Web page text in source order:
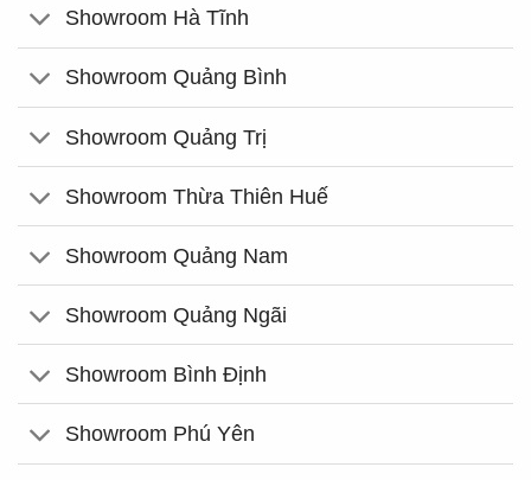
Showroom Hà Tĩnh
Showroom Quảng Bình
Showroom Quảng Trị
Showroom Thừa Thiên Huế
Showroom Quảng Nam
Showroom Quảng Ngãi
Showroom Bình Định
Showroom Phú Yên